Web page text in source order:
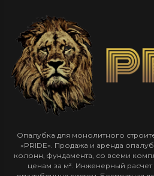
Опалубка для монолитного
«PRIDE». Продажа и аренда
колонн, фундамента, со всеми
ценам за м². Инженерный расчет